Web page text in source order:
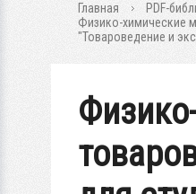
Главная
PDF-
Физико-химические
"Товароведение и